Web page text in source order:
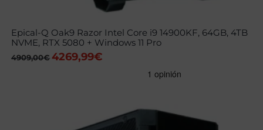
Epical-Q Oak9 Razor Intel Core i9 14900KF, 64GB, 4TB
NVME, RTX 5080 + Windows 11 Pro
4909,00€ El
4269,99€